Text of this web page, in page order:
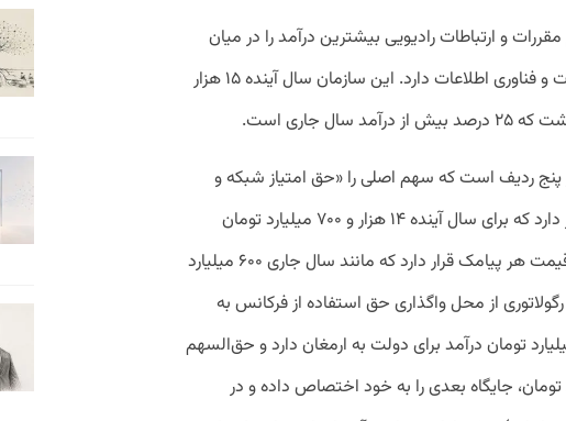
و ارتباطات رادیویی بیشترین درآمد را در میان
دستگاه‌های زیرمجموعه وزارت ارتباطات و فناوری اطلاعات دارد. این سازمان سال آینده ۱۵ هزار
پنج ردیف است که سهم اصلی را «حق امتیاز شبکه و
جریمه عدم انجام تعهدات» در اختیار دارد که برای سال آینده ۱۴ هزار و ۷۰۰ میلیارد تومان
برآورد شده است. پس از آن افزایش قیمت هر پیامک قرار دارد که مانند سال جاری ۶۰۰ میلیارد
از محل واگذاری حق استفاده از فرکانس به
در رتبه سوم است که ۲۲۰ میلیارد تومان درآمد برای دولت به ارمغان دارد و حق‌السهم
اپراتورها با ۱۷۰ میلیارد تومان، جایگاه بعدی را به خود اختصاص داده و در